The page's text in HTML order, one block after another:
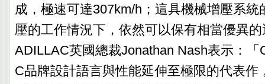
成，極速可達307km/h；這具機械增壓系統
壓的工作情況下，依然可以保有相當優異
ADILLAC英國總裁Jonathan Nash表示：
C品牌設計語言與性能延伸至極限的代表作